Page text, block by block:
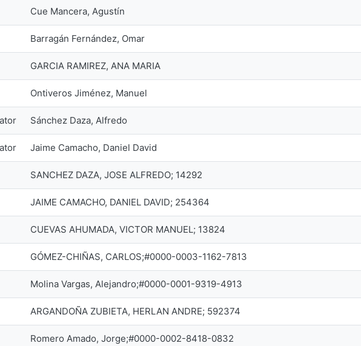
Cue Mancera, Agustín
Barragán Fernández, Omar
GARCIA RAMIREZ, ANA MARIA
Ontiveros Jiménez, Manuel
Sánchez Daza, Alfredo
Jaime Camacho, Daniel David
SANCHEZ DAZA, JOSE ALFREDO; 14292
JAIME CAMACHO, DANIEL DAVID; 254364
CUEVAS AHUMADA, VICTOR MANUEL; 13824
GÓMEZ-CHIÑAS, CARLOS;#0000-0003-1162-7813
Molina Vargas, Alejandro;#0000-0001-9319-4913
ARGANDOÑA ZUBIETA, HERLAN ANDRE; 592374
Romero Amado, Jorge;#0000-0002-8418-0832